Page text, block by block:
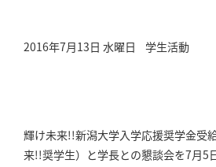
2016年7月13日 水曜日 学生活動
輝け未来!!新潟大学入学応援奨学金受
来!!奨学生）と学長との懇談会を7月5